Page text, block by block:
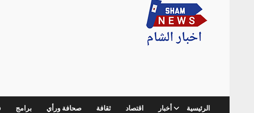
الرئيسية أخبار اقتصاد ثقافة صحافة ورأي برامج